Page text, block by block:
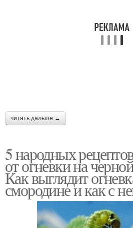
читать дальше →
5 народных
от огневки на
Как выглядит
смородине и как с